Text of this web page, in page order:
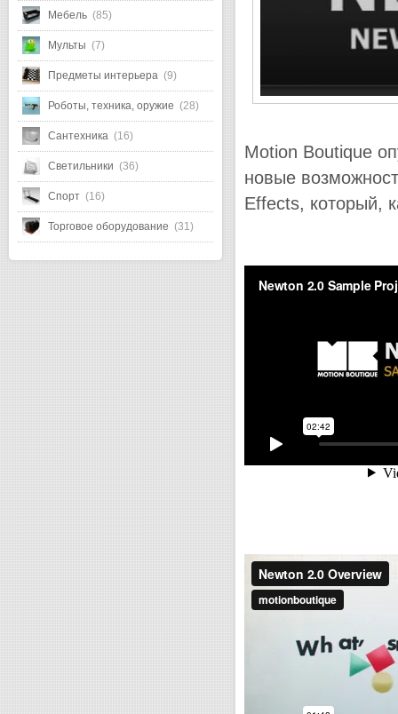
Мебель (85)
Мульты (7)
Предметы интерьера (9)
Роботы, техника, оружие (28)
Сантехника (16)
Светильники (36)
Спорт (16)
Торговое оборудование (31)
Motion Boutique
новые
Effects, который,